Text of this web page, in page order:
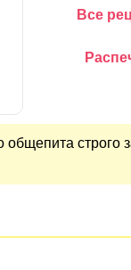
Все
общепита строго